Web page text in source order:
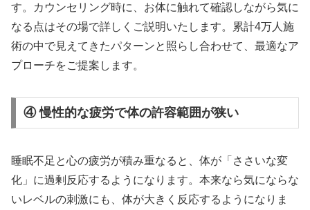
す。カウンセリング時に、お体に触れて確認しながら気に
なる点はその場で詳しくご説明いたします。累計4万人施
術の中で見えてきたパターンと照らし合わせて、最適なア
プローチをご提案します。
④ 慢性的な疲労で体の許容範囲が狭い
睡眠不足と心の疲労が積み重なると、体が「ささいな変
化」に過剰反応するようになります。本来なら気にならな
いレベルの刺激にも、体が大きく反応するようになりま